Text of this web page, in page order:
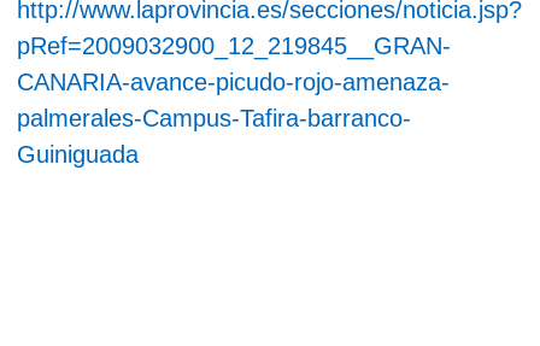
http://www.laprovincia.es/secciones/noticia.jsp?
pRef=2009032900_12_219845__GRAN-
CANARIA-avance-picudo-rojo-amenaza-
palmerales-Campus-Tafira-barranco-
Guiniguada